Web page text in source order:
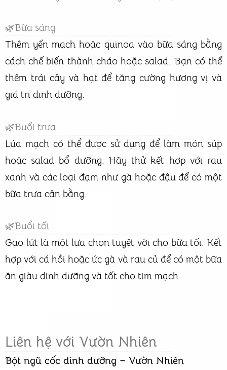
🌿Bữa sáng
Thêm yến mạch hoặc quinoa vào bữa sáng bằng
cách chế biến thành cháo hoặc salad. Bạn có thể
thêm trái cây và hạt để tăng cường hương vị và
giá trị dinh dưỡng.
🌿Buổi trưa
Lúa mạch có thể được sử dụng để làm món súp
hoặc salad bổ dưỡng. Hãy thử kết hợp với rau
xanh và các loại đạm như gà hoặc đậu để có một
bữa trưa cân bằng.
🌿Buổi tối
Gạo lứt là một lựa chọn tuyệt vời cho bữa tối. Kết
hợp với cá hồi hoặc ức gà và rau củ để có một bữa
ăn giàu dinh dưỡng và tốt cho tim mạch.
Liên hệ với Vườn Nhiên
Bột ngũ cốc dinh dưỡng – Vườn Nhiên